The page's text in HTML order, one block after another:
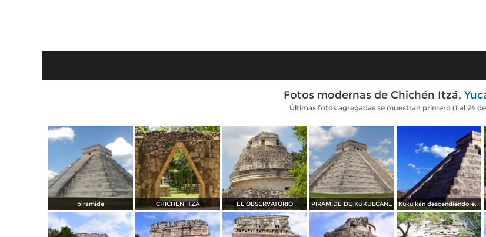
Fotos modernas de Chichén Itzá,
Últimas fotos agregadas se muestran primero (1 al 24
piramide CHICHEN ITZA EL OBSERVATORIO PIRAMIDE DE KUKULCAN EN CHICHEN ITZA Kukulkán descendiendo en Chichén Itzá / Mayas 2012